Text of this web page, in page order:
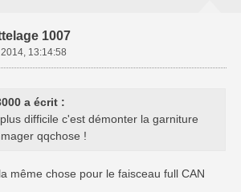
1007
13:14:58
a écrit :
difficile c'est démonter la garniture
qqchose !
même chose pour le faisceau full CAN